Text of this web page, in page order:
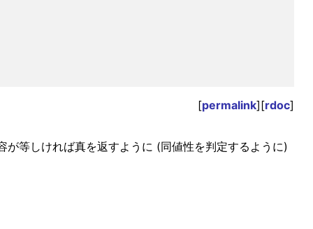
[permalink][rdoc]
等しければ真を返すように (同値性を判定するように)